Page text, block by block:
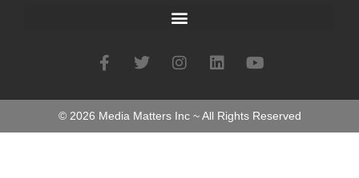
© 2026 Media Matters Inc ~ All Rights Reserved